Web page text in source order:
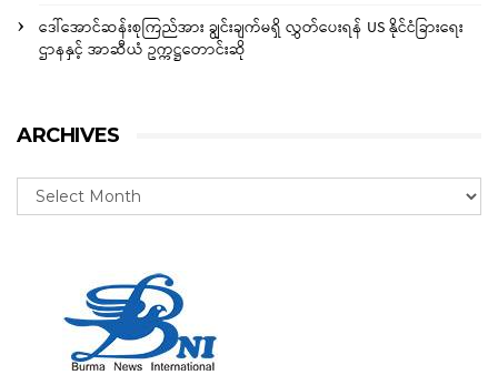
ဒေါ်အောင်ဆန်းစုကြည်အား ချွင်းချက်မရှိ လွှတ်ပေးရန် US နိုင်ငံခြားရေး
ဌာနနှင့် အာဆီယံ ဥက္ကဋ္ဌတောင်းဆို
ARCHIVES